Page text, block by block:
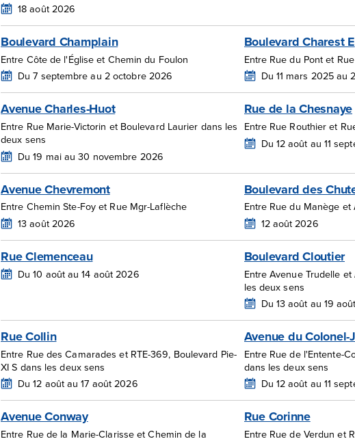
18 août 2026
Boulevard Champlain
Entre Côte de l'Église et Chemin du Foulon
Du 7 septembre au 2 octobre 2026
Boulevard Charest E
Entre Rue du Pont et
Du 11 mars 2025 au
Avenue Charles-Huot
Entre Rue Marie-Victorin et Boulevard Laurier dans les
deux sens
Du 19 mai au 30 novembre 2026
Rue de la Chesnaye
Entre Rue Routhier et
Du 12 août au 11
Avenue Chevremont
Entre Chemin Ste-Foy et Rue Mgr-Laflèche
13 août 2026
Boulevard des
Entre Rue du Manège
12 août 2026
Rue Clemenceau
Du 10 août au 14 août 2026
Boulevard Cloutier
Entre Avenue Trudelle
les deux sens
Du 13 août au 19
Rue Collin
Entre Rue des Camarades et RTE-369, Boulevard Pie-
XI S dans les deux sens
Du 12 août au 17 août 2026
Avenue du Colonel-
Entre Rue de l'Entente-
dans les deux sens
Du 12 août au 11
Avenue Conway
Entre Rue de la Marie-Clarisse et Chemin de la
Rue Corinne
Entre Rue de Verdun et